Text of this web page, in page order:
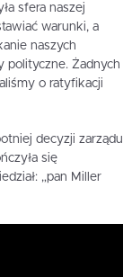
sfera naszej
warunki, a
naszych
polityczne. Żadnych
o ratyfikacji
decyzji zarządu
się
„pan Miller